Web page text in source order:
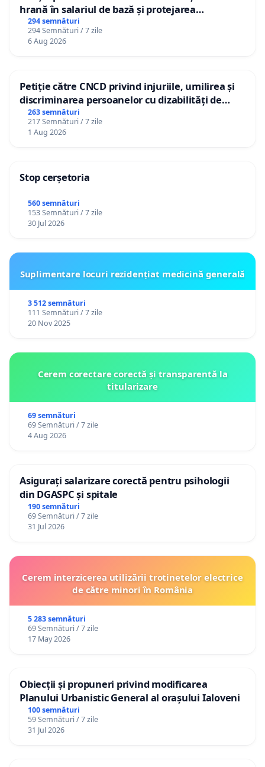
hrană în salariul de bază și protejarea
gradațiilor de vechime pentru asistenții
personali
294 semnături
294 Semnături / 7 zile
6 Aug 2026
Petiție către CNCD privind injuriile, umilirea și
discriminarea persoanelor cu dizabilități de
către utilizatorul TikTok „Gorici”
263 semnături
217 Semnături / 7 zile
1 Aug 2026
Stop cerșetoria
560 semnături
153 Semnături / 7 zile
30 Jul 2026
Suplimentare locuri rezidențiat medicină generală
3 512 semnături
111 Semnături / 7 zile
20 Nov 2025
Cerem corectare corectă și transparentă la
titularizare
69 semnături
69 Semnături / 7 zile
4 Aug 2026
Asigurați salarizare corectă pentru psihologii
din DGASPC și spitale
190 semnături
69 Semnături / 7 zile
31 Jul 2026
Cerem interzicerea utilizării trotinetelor electrice
de către minori în România
5 283 semnături
69 Semnături / 7 zile
17 May 2026
Obiecții și propuneri privind modificarea
Planului Urbanistic General al orașului Ialoveni
100 semnături
59 Semnături / 7 zile
31 Jul 2026